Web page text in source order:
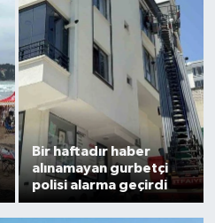
Bir haftadır haber
alınamayan gurbetçi
polisi alarma geçirdi